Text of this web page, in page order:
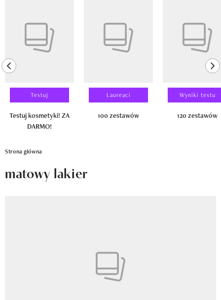
Wizaz Summer Influ School
Mój profil / Zarejestruj się
previous element
Testuj
Testuj kosmetyki! ZA
DARMO!
Laureaci
100 zestawów
Wyniki testu
120 zestawów
Strona główna
matowy lakier